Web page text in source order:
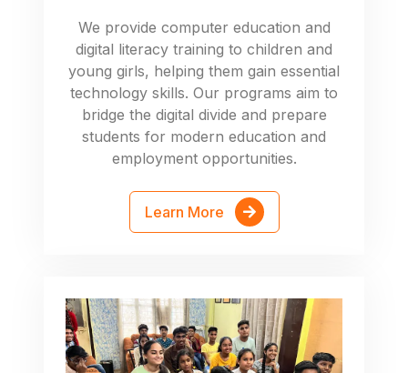
We provide computer education and
digital literacy training to children and
young girls, helping them gain essential
technology skills. Our programs aim to
bridge the digital divide and prepare
students for modern education and
employment opportunities.
Learn More